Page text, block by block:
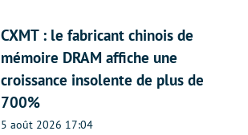
CXMT : le fabricant chinois de
mémoire DRAM affiche une
croissance insolente de plus de
700%
5 août 2026 17:04